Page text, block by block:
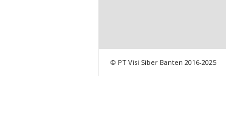
© PT Visi Siber Banten 2016-2025